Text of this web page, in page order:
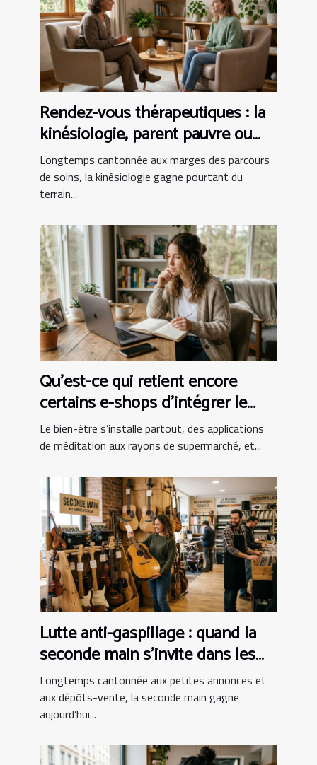
Rendez-vous thérapeutiques : la
kinésiologie, parent pauvre ou
alliée incontournable ?
Longtemps cantonnée aux marges des parcours
de soins, la kinésiologie gagne pourtant du
terrain...
Qu’est-ce qui retient encore
certains e-shops d’intégrer le
bien-être au panier ?
Le bien-être s’installe partout, des applications
de méditation aux rayons de supermarché, et...
Lutte anti-gaspillage : quand la
seconde main s’invite dans les
boutiques d’instruments
Longtemps cantonnée aux petites annonces et
aux dépôts-vente, la seconde main gagne
aujourd’hui...